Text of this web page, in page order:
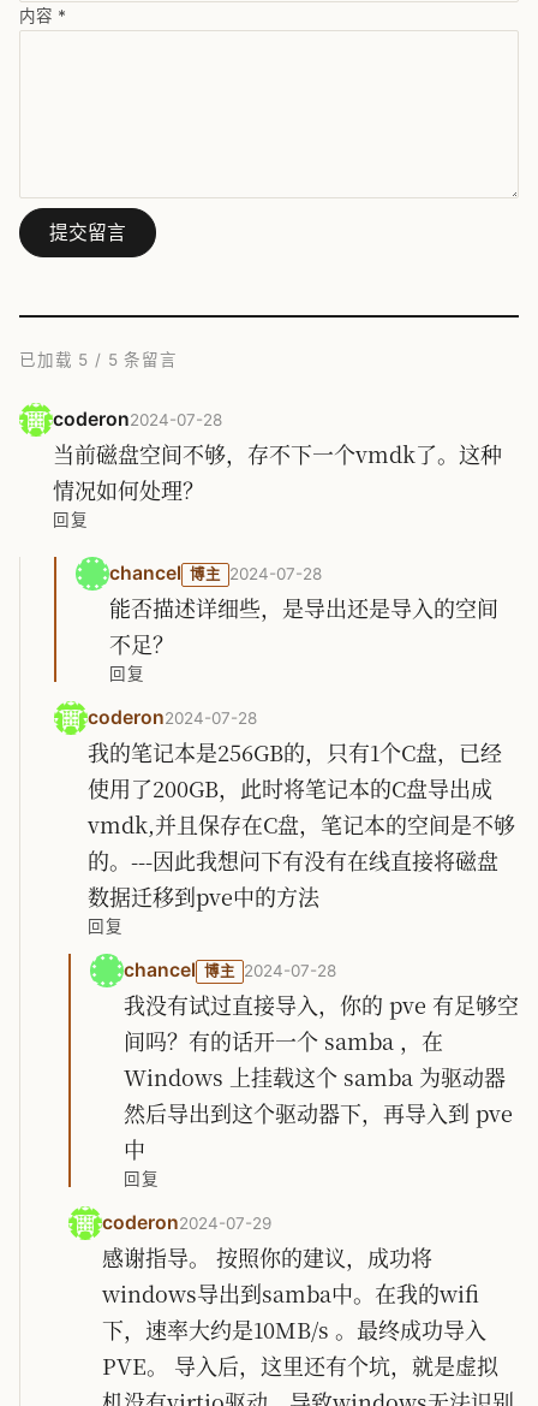
内容 *
提交留言
已加载 5 / 5 条留言
coderon2024-07-28
当前磁盘空间不够，存不下一个vmdk了。这种
情况如何处理？
回复
chancel 博主 2024-07-28
能否描述详细些，是导出还是导入的空间
不足？
回复
coderon2024-07-28
我的笔记本是256GB的，只有1个C盘，已经
使用了200GB，此时将笔记本的C盘导出成
vmdk,并且保存在C盘，笔记本的空间是不够
的。---因此我想问下有没有在线直接将磁盘
数据迁移到pve中的方法
回复
chancel 博主 2024-07-28
我没有试过直接导入，你的 pve 有足够空
间吗？有的话开一个 samba ，在
Windows 上挂载这个 samba 为驱动器
然后导出到这个驱动器下，再导入到 pve
中
回复
coderon2024-07-29
感谢指导。 按照你的建议，成功将
windows导出到samba中。在我的wifi
下，速率大约是10MB/s 。最终成功导入
PVE。 导入后，这里还有个坑，就是虚拟